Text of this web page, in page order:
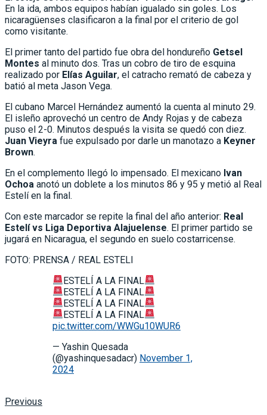
En la ida, ambos equipos habían igualado sin goles. Los
nicaragüenses clasificaron a la final por el criterio de gol
como visitante.
El primer tanto del partido fue obra del hondureño Getsel
Montes al minuto dos. Tras un cobro de tiro de esquina
realizado por Elías Aguilar, el catracho remató de cabeza y
batió al meta Jason Vega.
El cubano Marcel Hernández aumentó la cuenta al minuto 29.
El isleño aprovechó un centro de Andy Rojas y de cabeza
puso el 2-0. Minutos después la visita se quedó con diez.
Juan Vieyra fue expulsado por darle un manotazo a Keyner
Brown.
En el complemento llegó lo impensado. El mexicano Ivan
Ochoa anotó un doblete a los minutos 86 y 95 y metió al Real
Estelí en la final.
Con este marcador se repite la final del año anterior: Real
Estelí vs Liga Deportiva Alajuelense. El primer partido se
jugará en Nicaragua, el segundo en suelo costarricense.
FOTO: PRENSA / REAL ESTELI
ESTELÍ A LA FINAL
ESTELÍ A LA FINAL
ESTELÍ A LA FINAL
ESTELÍ A LA FINAL
pic.twitter.com/WWGu10WUR6
— Yashin Quesada
(@yashinquesadacr) November 1,
2024
Previous